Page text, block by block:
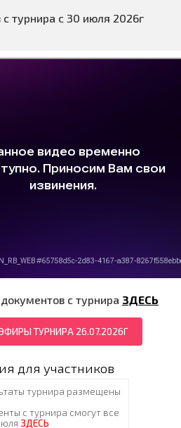
турнира с 30 июля 2026г
с турнира ЗДЕСЬ
ТУРНИРА 26.07.2026Г
для участников